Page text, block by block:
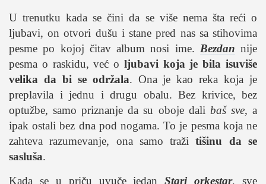
U trenutku kada se čini da se više nema šta reći o
ljubavi, on otvori dušu i stane pred nas sa stihovima
pesme po kojoj čitav album nosi ime. Bezdan nije
pesma o raskidu, već o ljubavi koja je bila isuviše
velika da bi se održala. Ona je kao reka koja je
preplavila i jednu i drugu obalu. Bez krivice, bez
optužbe, samo priznanje da su oboje dali baš sve, a
ipak ostali bez dna pod nogama. To je pesma koja ne
zahteva razumevanje, ona samo tražitišinu da se
sasluša.
Kada se u priču uvuče jedanStari orkestar, sve